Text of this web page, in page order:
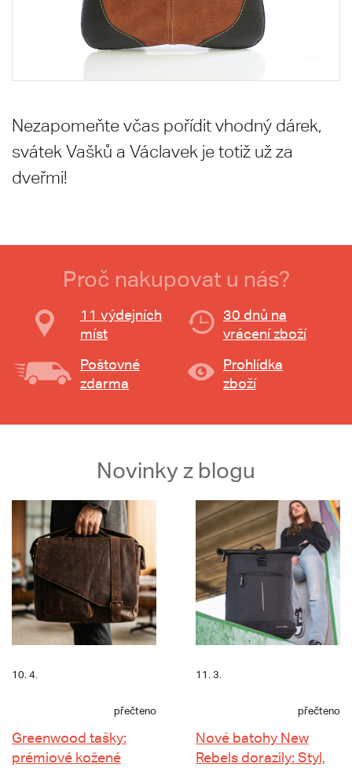
Nezapomeňte včas pořídit vhodný dárek,
svátek Vašků a Václavek je totiž už za
dveřmi!
Proč nakupovat u nás?
11 výdejních
míst
30 dnů na
vrácení zboží
Poštovné
zdarma
Prohlídka
zboží
Novinky z blogu
10. 4.
přečteno
Greenwood tašky:
prémiové kožené
11. 3.
přečteno
Nové batohy New
Rebels dorazily: Styl,